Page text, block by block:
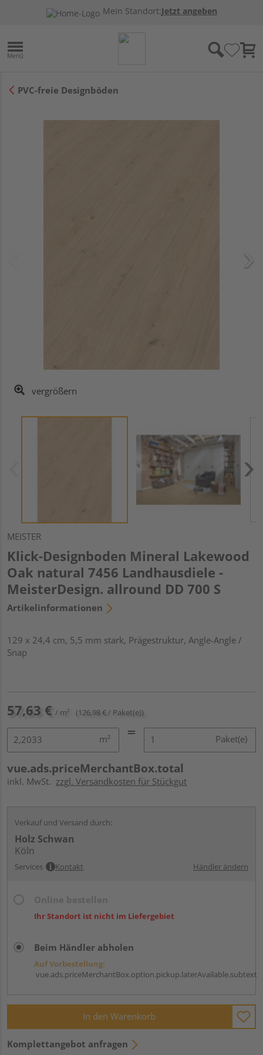
Mein Standort:Jetzt angeben
PVC-freie Designböden
vergrößern
MEISTER
Klick-Designboden Mineral Lakewood
Oak natural 7456 Landhausdiele -
MeisterDesign. allround DD 700 S
Artikelinformationen
129 x 24,4 cm, 5,5 mm stark, Prägestruktur, Angle-Angle /
Snap
57,63 € / m² (126,98 € / Paket(e))
m² Paket(e)
vue.ads.priceMerchantBox.total
inkl. MwSt. zzgl. Versandkosten für Stückgut
Verkauf und Versand durch:
Holz Schwan
Köln
Services Kontakt Händler ändern
Ihr Standort ist nicht im Liefergebiet
Beim Händler abholen
Auf Vorbestellung:
vue.ads.priceMerchantBox.option.pickup.laterAvailable.subtext
In den Warenkorb
Komplettangebot anfragen